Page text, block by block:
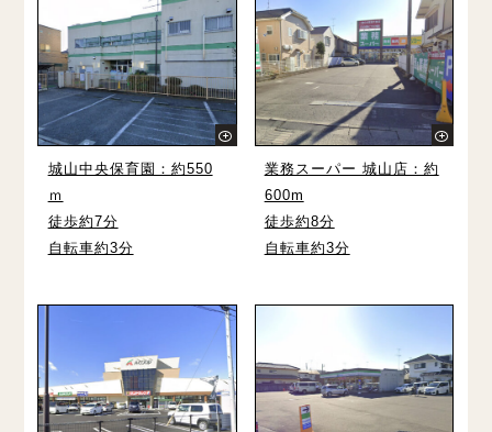
城山中央保育園：約550
ｍ
徒歩約7分
自転車約3分
業務スーパー 城⼭店：約
600m
徒歩約8分
自転車約3分